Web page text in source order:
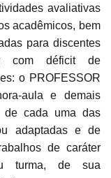
avaliativas
acadêmicos, bem
para discentes
com déficit de
o PROFESSOR
aula e demais
de cada uma das
adaptadas e de
de caráter
turma, de sua